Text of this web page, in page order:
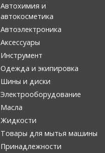
Автохимия и
автокосметика
Автоэлектроника
Аксессуары
Инструмент
Одежда и экипировка
Шины и диски
Электрооборудование
Масла
Жидкости
Товары для мытья машины
Принадлежности